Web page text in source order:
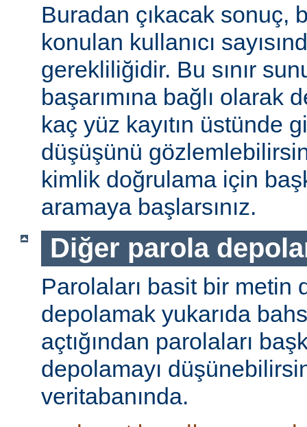
Buradan çıkacak sonuç,
konulan kullanıcı
gerekliliğidir. Bu sınır
başarımına bağlı olarak
kaç yüz kayıtın üstünde
düşüşünü
kimlik doğrulama için
aramaya başlarsınız.
Diğer parola
Parolaları basit bir metin
depolamak yukarıda
açtığından parolaları
depolamayı
veritabanında.